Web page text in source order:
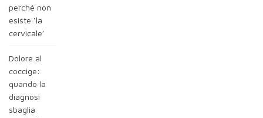
perché non
esiste ‘la
cervicale’
Dolore al
coccige:
quando la
diagnosi
sbaglia